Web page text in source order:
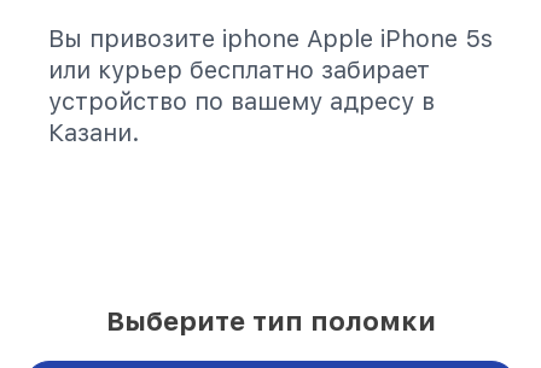
Вы привозите iphone Apple iPhone 5s
или курьер бесплатно забирает
устройство по вашему адресу в
Казани.
Выберите тип поломки